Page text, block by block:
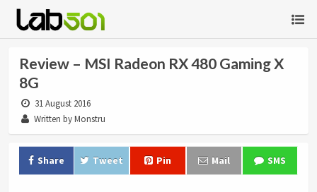
Review – MSI Radeon RX 480 Gaming X
8G
31 August 2016
Written by Monstru
Share Tweet Pin Mail SMS